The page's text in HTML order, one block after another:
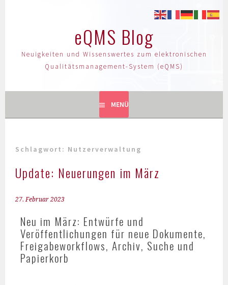
eQMS Blog
Neuigkeiten und Wissenswertes zum elektronischen
Qualitätsmanagement-System (eQMS)
MENÜ
Schlagwort: Nutzerverwaltung
Update: Neuerungen im März
27. Februar 2023
Neu im März: Entwürfe und
Veröffentlichungen für neue Dokumente,
Freigabeworkflows, Archiv, Suche und
Papierkorb